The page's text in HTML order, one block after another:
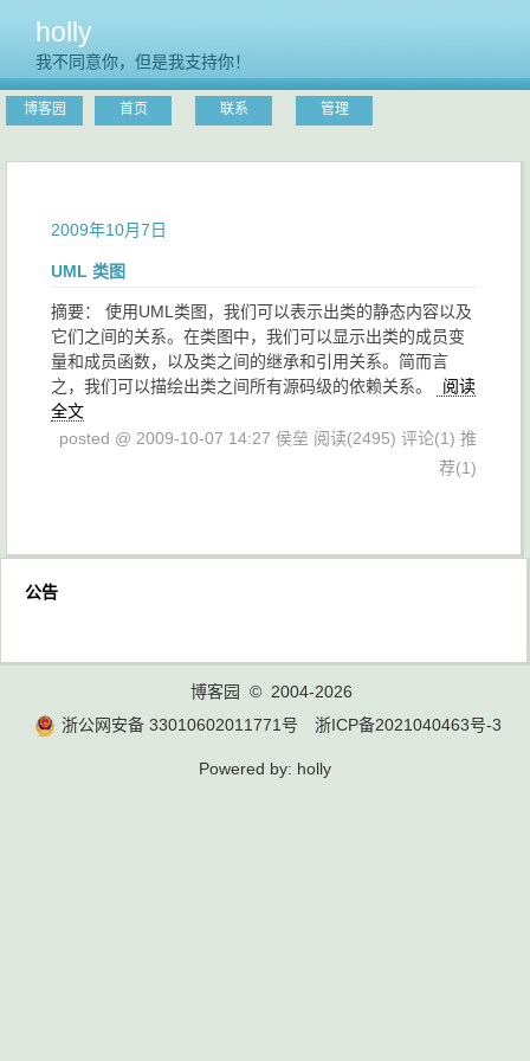
holly
我不同意你，但是我支持你！
博客园 首页 联系 管理
2009年10月7日
UML 类图
摘要： 使用UML类图，我们可以表示出类的静态内容以及
它们之间的关系。在类图中，我们可以显示出类的成员变
量和成员函数，以及类之间的继承和引用关系。简而言
之，我们可以描绘出类之间所有源码级的依赖关系。
阅读
全文
posted @ 2009-10-07 14:27 侯垒 阅读(2495) 评论(1) 推
荐(1)
公告
博客园
© 2004-2026
浙公网安备 33010602011771号
浙ICP备2021040463号-3
Powered by: holly